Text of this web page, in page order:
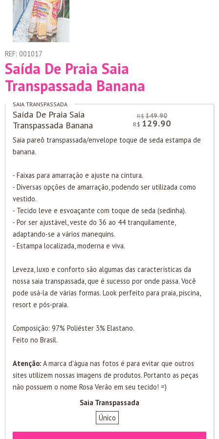
REF: 001017
Saída De Praia Saia
Transpassada Banana
SAIA TRANSPASSADA
Saída De Praia Saia
Transpassada Banana
R$149.90
R$ 129.90
Saia pareô transpassada/envelope toque de seda estampa de
banana.
- Faixas para amarração e ajuste na cintura.
- Diversas opções de amarração, podendo ser utilizada como
vestido.
- Tecido leve e esvoaçante com toque de seda (sedinha).
- Por ser ajustável, veste do 36 ao 44 tranquilamente,
adaptando-se a vários manequins.
- Estampa localizada, moderna e viva.
Leveza, luxo e conforto são algumas das características da
nossa saia transpassada, que é sucesso por onde passa. Você
pode usá-la de várias formas. Look perfeito para praia, piscina,
resort e pós-praia.
Composição: 97% Poliéster 3% Elastano.
Feito no Brasil.
Atenção: A marca d'água nas fotos é para evitar que outros
sites utilizem nossas imagens de produtos. Portanto as peças
não possuem o nome Rosa Verão em seu tecido! =)
Saia Transpassada
Único